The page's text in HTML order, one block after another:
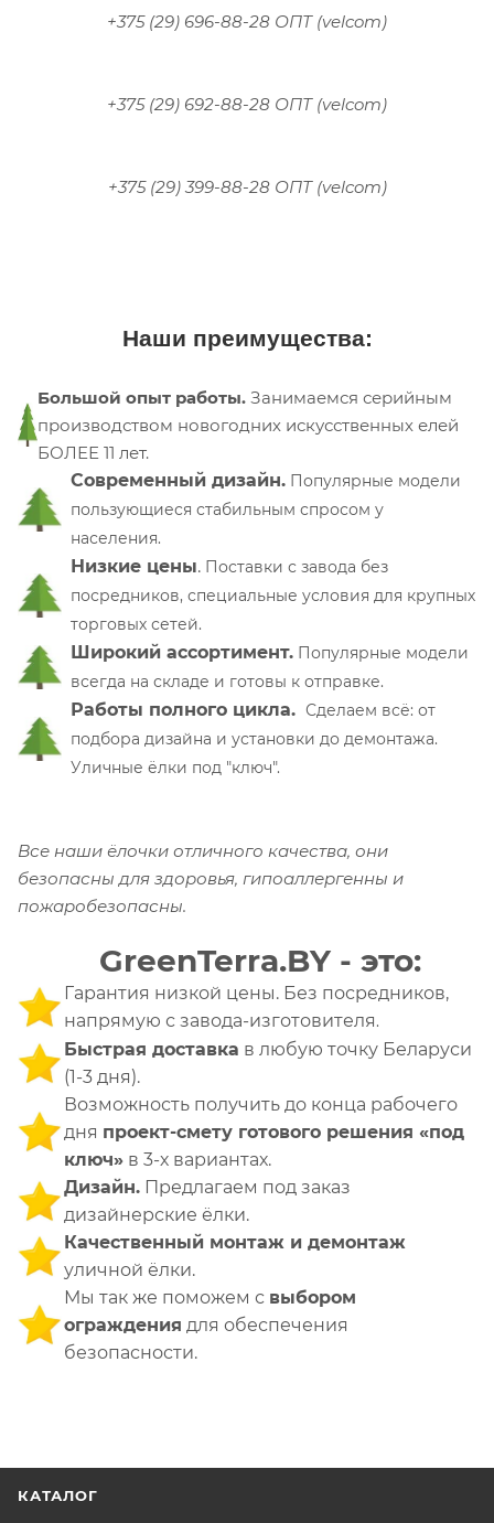
+375 (29) 696-88-28 ОПТ (velcom)
+375 (29) 692-88-28 ОПТ (velcom)
+375 (29) 399-88-28 ОПТ (velcom)
Наши преимущества:
Большой опыт работы. Занимаемся серийным
производством новогодних искусственных елей
БОЛЕЕ 11 лет.
Современный дизайн. Популярные модели
пользующиеся стабильным спросом у
населения.
Низкие цены. Поставки с завода без
посредников, специальные условия для крупных
торговых сетей.
Широкий ассортимент. Популярные модели
всегда на складе и готовы к отправке.
Работы полного цикла. Сделаем всё: от
подбора дизайна и установки до демонтажа.
Уличные ёлки под "ключ".
Все наши ёлочки отличного качества, они
безопасны для здоровья, гипоаллергенны и
пожаробезопасны.
GreenTerra.BY- это:
Гарантия низкой цены. Без посредников,
напрямую с завода-изготовителя.
Быстрая доставка в любую точку Беларуси
(1-3 дня).
Возможность получить до конца рабочего
дня проект-смету готового решения «под
ключ» в 3-х вариантах.
Дизайн. Предлагаем под заказ
дизайнерские ёлки.
Качественный монтаж и демонтаж
уличной ёлки.
Мы так же поможем с выбором
ограждения для обеспечения
безопасности.
КАТАЛОГ